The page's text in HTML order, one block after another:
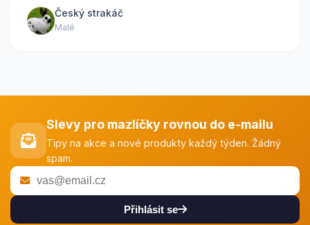
Český strakáč
Malé
Slevy pro mazlíčky rovnou do e-mailu
Tipy na akce a nové produkty každý týden. Žádný
spam.
Přihlásit se